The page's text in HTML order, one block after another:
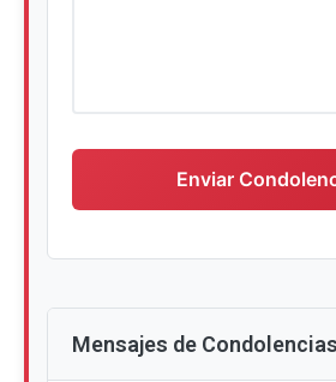
Enviar
Mensajes de Condolencias